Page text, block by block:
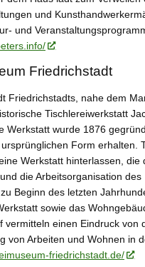
und
und
Friedrichstadt
Friedrichstadts, nahe dem
Tischlereiwerkstatt
Werkstatt wurde 1876
Form erhalten.
Werkstatt hinterlassen, die
die Arbeitsorganisation des
Beginn des letzten
sowie das
vermitteln einen Eindruck von
von Arbeiten und Wohnen in
friedrichstadt.de/